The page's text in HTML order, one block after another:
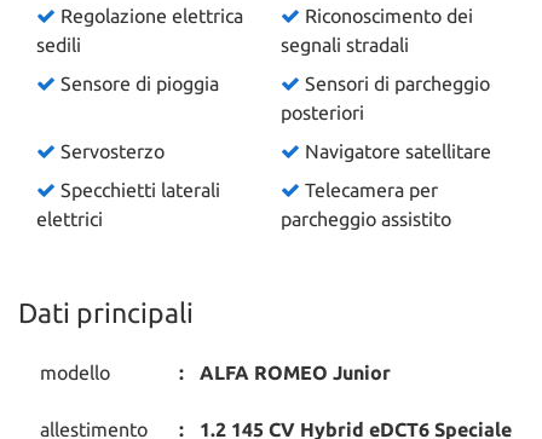
Regolazione elettrica
sedili
Riconoscimento dei
segnali stradali
Sensore di pioggia
Sensori di parcheggio
posteriori
Servosterzo
Navigatore satellitare
Specchietti laterali
elettrici
Telecamera per
parcheggio assistito
Dati principali
modello ALFA ROMEO Junior
allestimento 1.2 145 CV Hybrid eDCT6 Speciale